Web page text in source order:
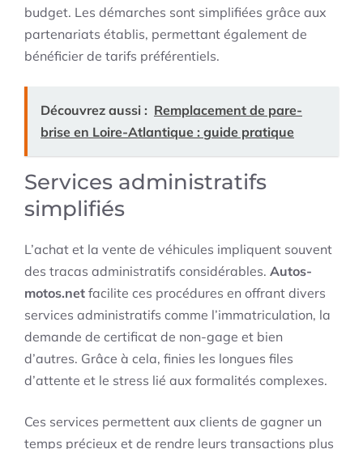
budget. Les démarches sont simplifiées grâce aux
partenariats établis, permettant également de
bénéficier de tarifs préférentiels.
Découvrez aussi : Remplacement de pare-
brise en Loire-Atlantique : guide pratique
Services administratifs
simplifiés
L’achat et la vente de véhicules impliquent souvent
des tracas administratifs considérables. Autos-
motos.net facilite ces procédures en offrant divers
services administratifs comme l’immatriculation, la
demande de certificat de non-gage et bien
d’autres. Grâce à cela, finies les longues files
d’attente et le stress lié aux formalités complexes.
Ces services permettent aux clients de gagner un
temps précieux et de rendre leurs transactions plus